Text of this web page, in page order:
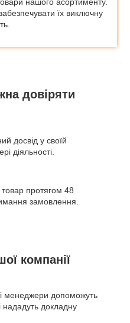
їх виключну
довіряти
досвід у своїй
діяльності.
протягом 48
замовлення.
компанії
менеджери допоможуть
нададуть докладну